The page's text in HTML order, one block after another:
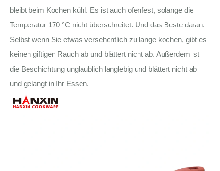
bleibt beim Kochen kühl. Es ist auch ofenfest, solange die
Temperatur 170 °C nicht überschreitet. Und das Beste daran:
Selbst wenn Sie etwas versehentlich zu lange kochen, gibt es
keinen giftigen Rauch ab und blättert nicht ab. Außerdem ist
die Beschichtung unglaublich langlebig und blättert nicht ab
und gelangt in Ihr Essen.